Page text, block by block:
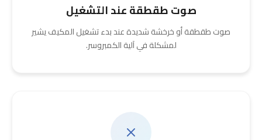
صوت طقطقة عند التشغيل
صوت طقطقة أو خرخشة شديدة عند بدء تشغيل المكيف يشير
لمشكلة في آلية الكمبروسر.